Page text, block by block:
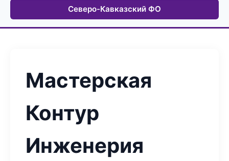
Северо-Кавказский ФО
Мастерская
Контур
Инженерия